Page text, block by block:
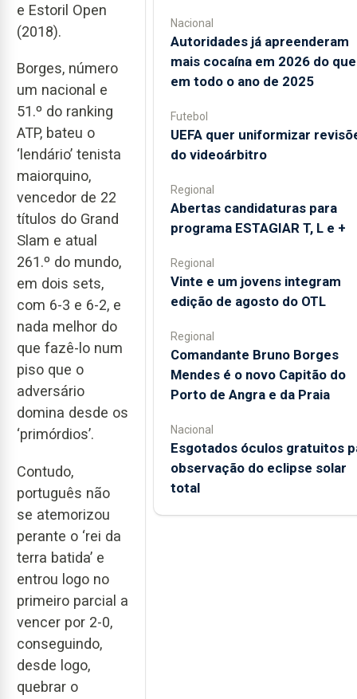
e Estoril Open
(2018).
Borges, número
um nacional e
51.º do ranking
ATP, bateu o
‘lendário’ tenista
maiorquino,
vencedor de 22
títulos do Grand
Slam e atual
261.º do mundo,
em dois sets,
com 6-3 e 6-2, e
nada melhor do
que fazê-lo num
piso que o
adversário
domina desde os
‘primórdios’.
Contudo,
português não
se atemorizou
perante o ‘rei da
terra batida’ e
entrou logo no
primeiro parcial a
vencer por 2-0,
conseguindo,
desde logo,
quebrar o
Nacional
Autoridades já apreenderam
mais cocaína em 2026 do que
em todo o ano de 2025
Futebol
UEFA quer uniformizar
do videoárbitro
Regional
Abertas candidaturas para
programa ESTAGIAR T, L e +
Regional
Vinte e um jovens integram
edição de agosto do OTL
Regional
Comandante Bruno Borges
Mendes é o novo Capitão do
Porto de Angra e da Praia
Nacional
Esgotados óculos gratuitos
observação do eclipse solar
total